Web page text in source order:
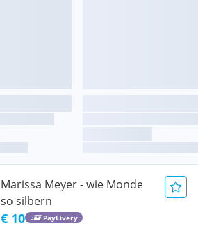
Marissa Meyer - wie Monde
so silbern
€ 10 PayLivery